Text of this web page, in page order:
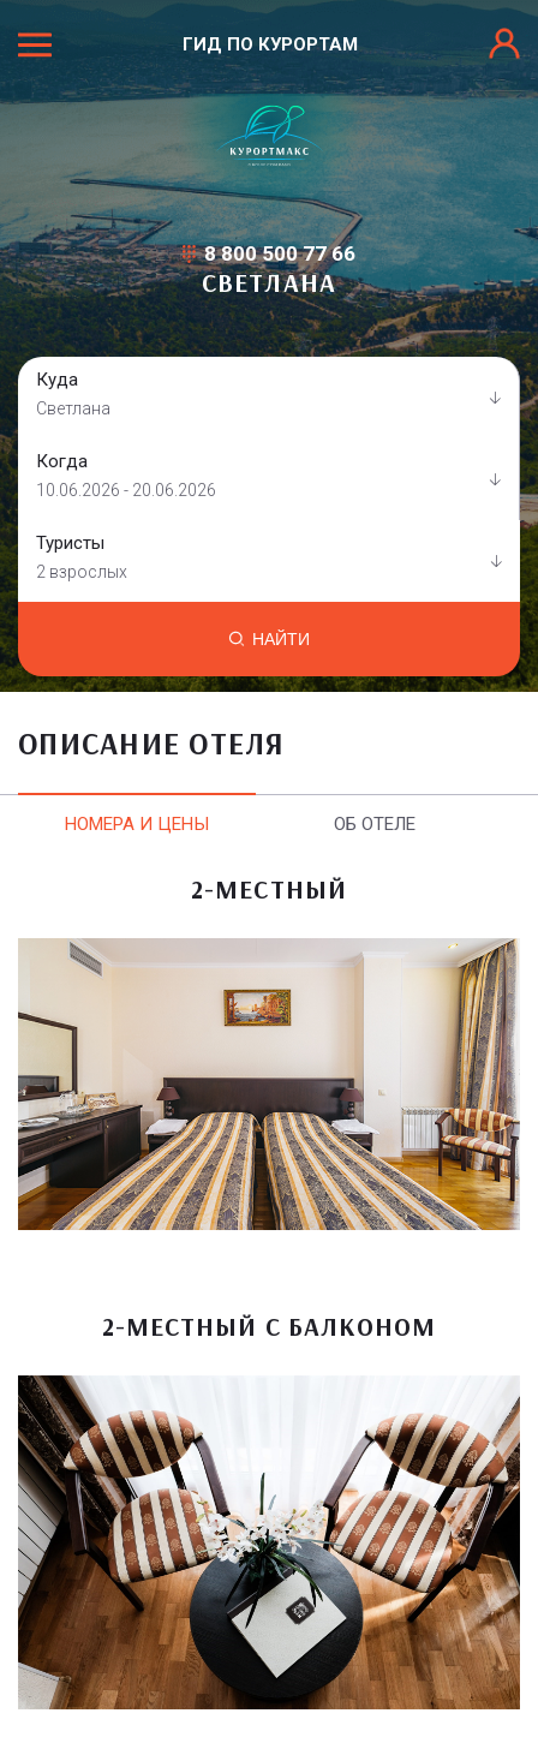
ГИД ПО КУРОРТАМ
8 800 500 77 66
СВЕТЛАНА
Куда
Светлана
Когда
10.06.2026 - 20.06.2026
Туристы
2 взрослых
НАЙТИ
ОПИСАНИЕ ОТЕЛЯ
НОМЕРА И ЦЕНЫ ОБ ОТЕЛЕ
2-МЕСТНЫЙ
2-МЕСТНЫЙ С БАЛКОНОМ